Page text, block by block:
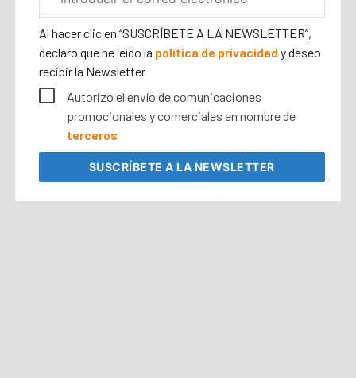
electrónico
corporativo
Al hacer clic en “SUSCRÍBETE A LA NEWSLETTER”,
declaro que he leído la política de privacidady deseo
recibir la Newsletter
Autorizo el envío de comunicaciones
promocionales y comerciales en nombre de
terceros
SUSCRÍBETEA LA NEWSLETTER